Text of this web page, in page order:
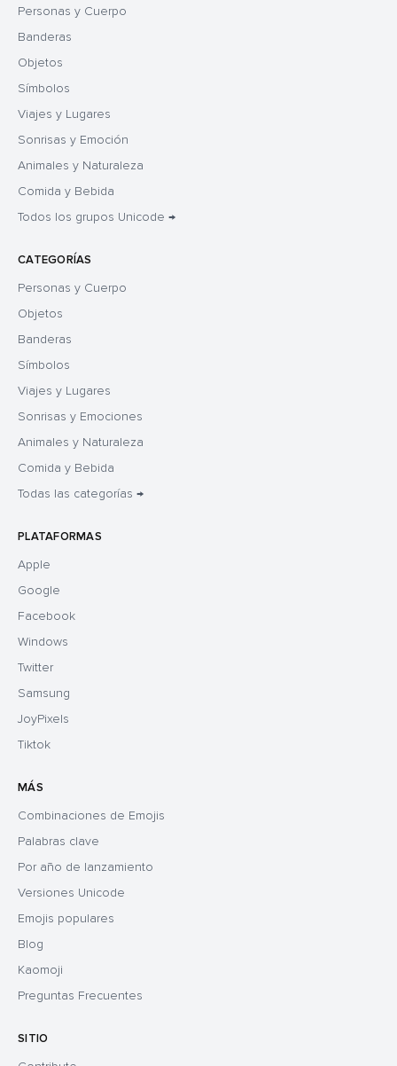
Personas y Cuerpo
Banderas
Objetos
Símbolos
Viajes y Lugares
Sonrisas y Emoción
Animales y Naturaleza
Comida y Bebida
Todos los grupos Unicode →
CATEGORÍAS
Personas y Cuerpo
Objetos
Banderas
Símbolos
Viajes y Lugares
Sonrisas y Emociones
Animales y Naturaleza
Comida y Bebida
Todas las categorías →
PLATAFORMAS
Apple
Google
Facebook
Windows
Twitter
Samsung
JoyPixels
Tiktok
MÁS
Combinaciones de Emojis
Palabras clave
Por año de lanzamiento
Versiones Unicode
Emojis populares
Blog
Kaomoji
Preguntas Frecuentes
SITIO